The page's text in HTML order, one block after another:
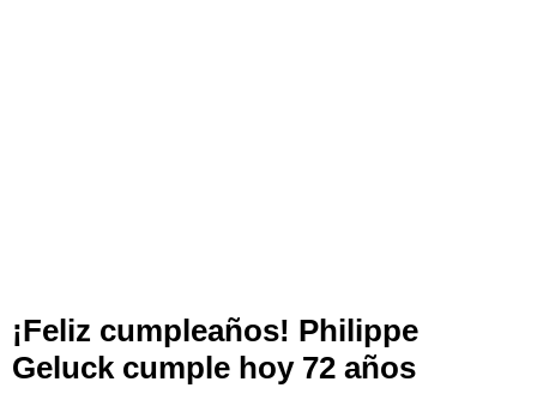
¡Feliz cumpleaños! Philippe
Geluck cumple hoy 72 años